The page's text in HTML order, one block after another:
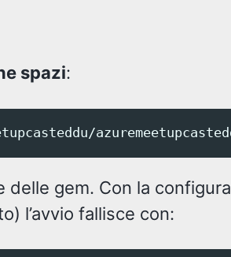
spazi:
delle gem. Con la
l’avvio fallisce con: